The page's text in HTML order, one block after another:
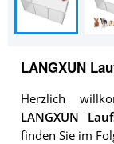
LANGXUN
Herzlich
LANGXUN
finden Sie im